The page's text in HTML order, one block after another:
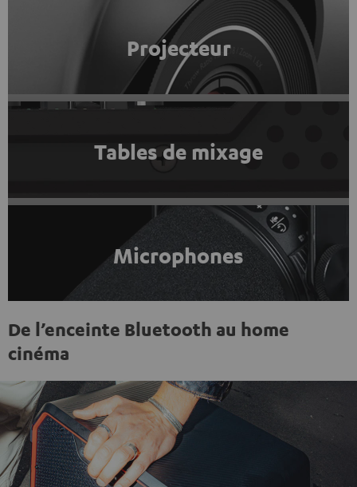
Projecteur
Tables de mixage
Microphones
De l’enceinte Bluetooth au home
cinéma